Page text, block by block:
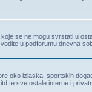
se ne mogu svrstati u
u podforumu dnevna
oko izlaska, sportskih
te sve ostale interne i